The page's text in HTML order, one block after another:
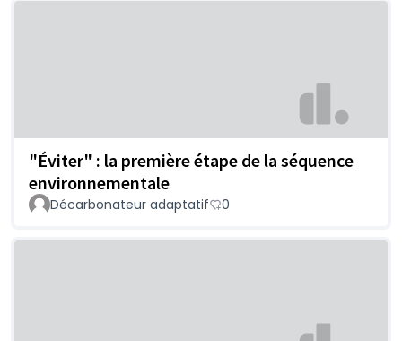
"Éviter" : la première étape de la séquence
environnementale
Décarbonateur adaptatif 0